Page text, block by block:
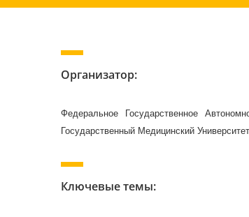
Организатор:
Федеральное Государственное
Государственный Медицинский
Ключевые темы: